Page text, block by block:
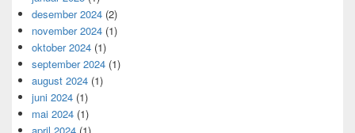
desember 2024 (2)
november 2024 (1)
oktober 2024 (1)
september 2024 (1)
august 2024 (1)
juni 2024 (1)
mai 2024 (1)